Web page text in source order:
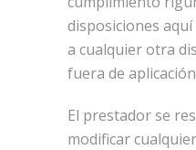
disposiciones
a cualquier otra
fuera de
El prestador se
modificar